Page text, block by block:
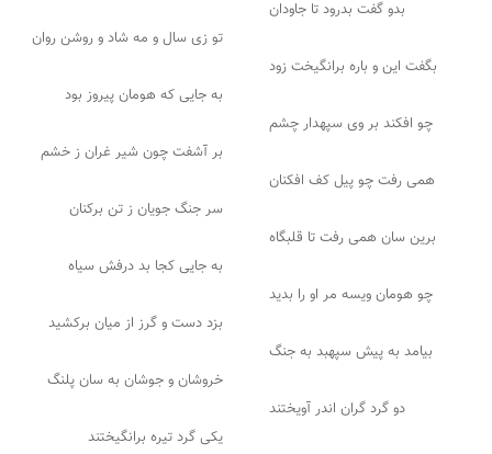
بدو گفت بدرود تا جاودان
تو زی سال و مه شاد و روشن روان
بگفت این و باره برانگیخت زود
به جایی که هومان پیروز بود
چو افکند بر وی سپهدار چشم
بر آشفت چون شیر غران ز خشم
همی رفت چو پیل کف افکنان
سر جنگ جویان ز تن برکنان
برین سان همی رفت تا قلبگاه
به جایی کجا بد درفش سیاه
چو هومان ویسه مر او را بدید
بزد دست و گرز از میان برکشید
بیامد به پیش سپهبد به جنگ
خروشان و جوشان به سان پلنگ
دو گرد گران اندر آویختند
یکی گرد تیره برانگیختند